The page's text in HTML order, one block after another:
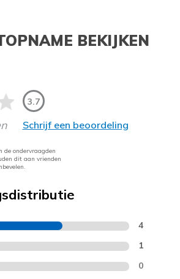
BEKIJKEN
3.7
Schrijf een beoordeling
de ondervraagden
dit aan vrienden
4
1
0